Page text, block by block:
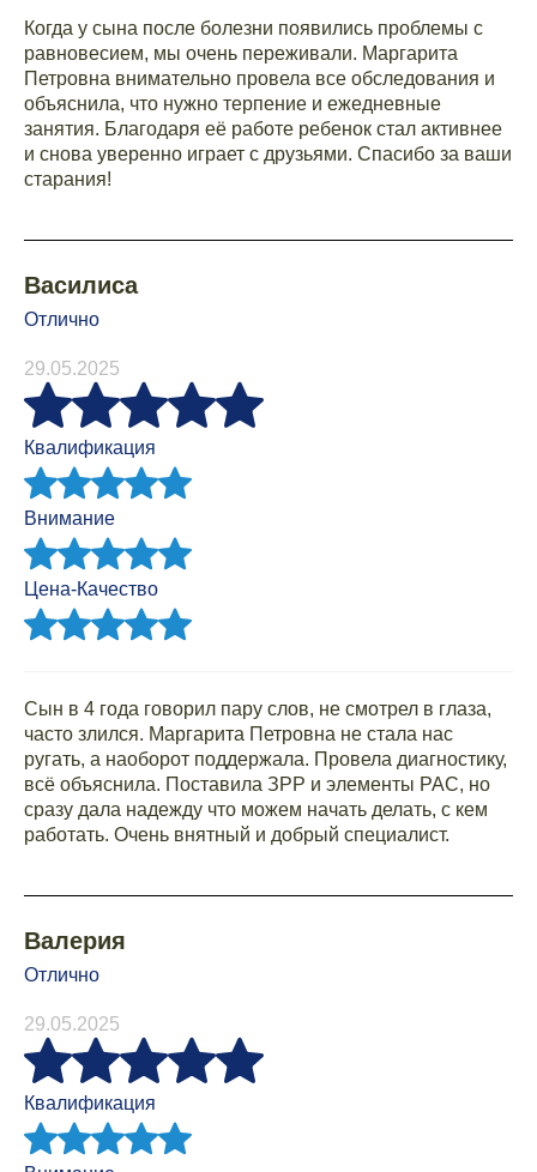
Когда у сына после болезни появились проблемы с
равновесием, мы очень переживали. Маргарита
Петровна внимательно провела все обследования и
объяснила, что нужно терпение и ежедневные
занятия. Благодаря её работе ребенок стал активнее
и снова уверенно играет с друзьями. Спасибо за ваши
старания!
Василиса
Отлично
29.05.2025
Квалификация
Внимание
Цена-Качество
Сын в 4 года говорил пару слов, не смотрел в глаза,
часто злился. Маргарита Петровна не стала нас
ругать, а наоборот поддержала. Провела диагностику,
всё объяснила. Поставила ЗРР и элементы РАС, но
сразу дала надежду что можем начать делать, с кем
работать. Очень внятный и добрый специалист.
Валерия
Отлично
29.05.2025
Квалификация